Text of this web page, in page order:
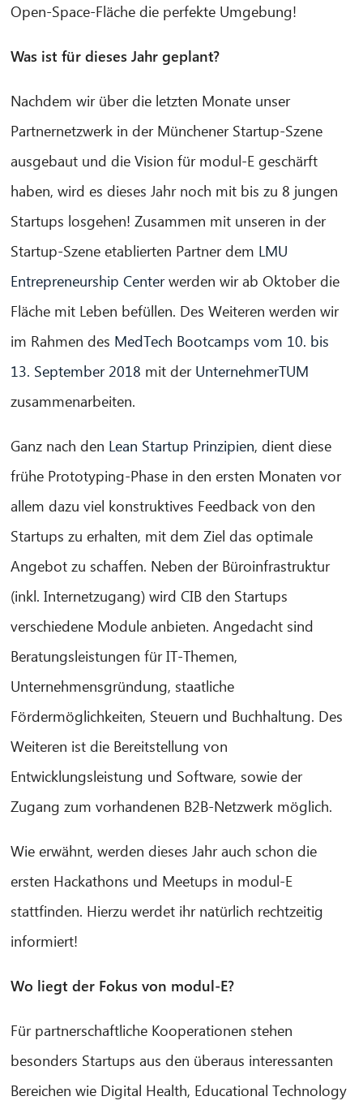
Open-Space-Fläche die perfekte Umgebung!
Was ist für dieses Jahr geplant?
Nachdem wir über die letzten Monate unser
Partnernetzwerk in der Münchener Startup-Szene
ausgebaut und die Vision für modul-E geschärft
haben, wird es dieses Jahr noch mit bis zu 8 jungen
Startups losgehen! Zusammen mit unseren in der
Startup-Szene etablierten Partner dem LMU
Entrepreneurship Centerwerden wir ab Oktober die
Fläche mit Leben befüllen. Des Weiteren werden wir
im Rahmen des MedTech Bootcamps vom 10. bis
13. September 2018 mit der UnternehmerTUM
zusammenarbeiten.
Ganz nach den Lean Startup Prinzipien, dient diese
frühe Prototyping-Phase in den ersten Monaten vor
allem dazu viel konstruktives Feedback von den
Startups zu erhalten, mit dem Ziel das optimale
Angebot zu schaffen. Neben der Büroinfrastruktur
(inkl. Internetzugang) wird CIB den Startups
verschiedene Module anbieten. Angedacht sind
Beratungsleistungen für IT-Themen,
Unternehmensgründung, staatliche
Fördermöglichkeiten, Steuern und Buchhaltung. Des
Weiteren ist die Bereitstellung von
Entwicklungsleistung und Software, sowie der
Zugang zum vorhandenen B2B-Netzwerk möglich.
Wie erwähnt, werden dieses Jahr auch schon die
ersten Hackathons und Meetups in modul-E
stattfinden. Hierzu werdet ihr natürlich rechtzeitig
informiert!
Wo liegt der Fokus von modul-E?
Für partnerschaftliche Kooperationen stehen
besonders Startups aus den überaus interessanten
Bereichen wie Digital Health, Educational Technology
Hallo! Was kann ich für Sie tun?